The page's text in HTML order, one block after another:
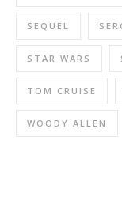
SEQUEL
STAR WARS
TOM CRUISE
WOODY ALLEN